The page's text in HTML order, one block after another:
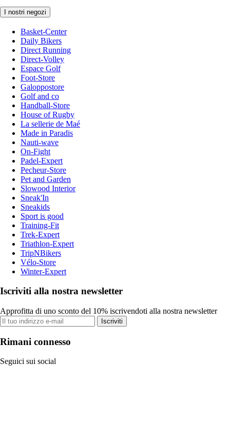
I nostri negozi
Basket-Center
Daily Bikers
Direct Running
Direct-Volley
Espace Golf
Foot-Store
Galoppostore
Golf and co
Handball-Store
House of Rugby
La sellerie de Maé
Made in Paradis
Nauti-wave
On-Fight
Padel-Expert
Pecheur-Store
Pet and Garden
Slowood Interior
Sneak'In
Sneakids
Sport is good
Training-Fit
Trek-Expert
Triathlon-Expert
TripNBikers
Vélo-Store
Winter-Expert
Iscriviti alla nostra newsletter
Approfitta di uno sconto del 10% iscrivendoti alla nostra newsletter
Iscriviti
Rimani connesso
Seguici sui social